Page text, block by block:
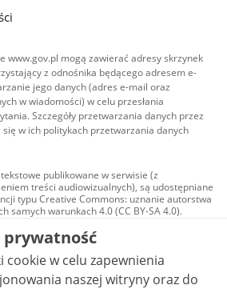
www.gov.pl mogą zawierać adresy skrzynek
z odnośnika będącego adresem e-
jego danych (adres e-mail oraz
w wiadomości) w celu przesłania
Szczegóły przetwarzania danych przez
w ich politykach przetwarzania danych
publikowane w serwisie (z
treści audiowizualnych), są udostępniane
typu Creative Commons: uznanie autorstwa
samych warunkach 4.0 (CC BY-SA 4.0).
audiowizualne, w tym zdjęcia, materiały
są udostępniane na licencji typu
Commons: uznanie autorstwa użycie
- bez utworów zależnych 4.0 (CC BY-
4.0), o ile nie jest to stwierdzone inaczej.
prywatność
cookie w celu zapewnienia
naszej witryny oraz do